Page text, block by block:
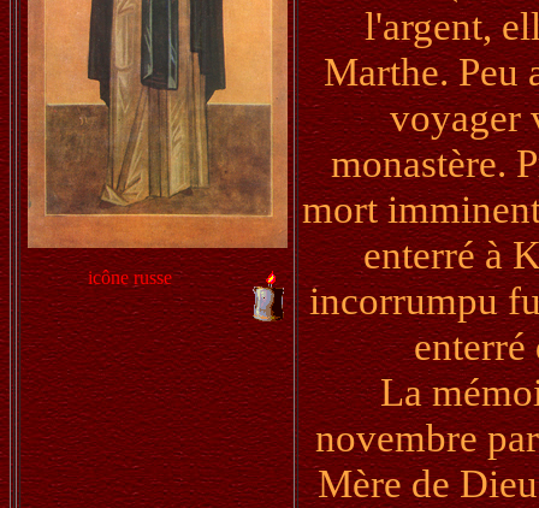
icône russe
l'argent,
Marthe. Peu
voyager
monastère.
mort
enterré à
incorrumpu
enterré
La
novembre
Mère de